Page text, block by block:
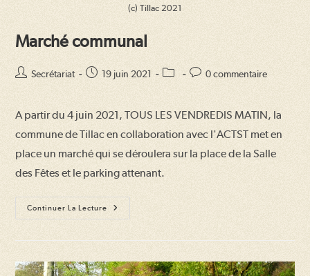
(c) Tillac 2021
Marché communal
Auteur/autrice
publication :
Secrétariat
Publication
19 juin 2021
Post
Commentaires
publication :
0 commentaire
A partir du 4 juin 2021, TOUS LES VENDREDIS MATIN, la
commune de Tillac en collaboration avec l'ACTST met en
place un marché qui se déroulera sur la place de la Salle
des Fêtes et le parking attenant.
Continuer La Lecture
Marché
Communal